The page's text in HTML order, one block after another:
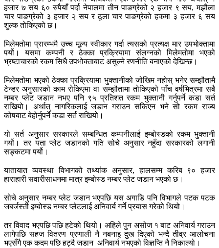
हजार ७ सय ६० रुपैयाँ पर्दा नेपालमा तीन पाङग्रेको २ हजार ९ सय, मझौला
चार पाङग्रेको ३ हजार २ सय र ठूला चार पाङग्रेको हकमा ३ हजार ६ सय
शुल्क तोकिएको छ।
मिलेमतोमा प्रारम्भमै उच्च मूल्य स्वीकार गर्दा त्यसको प्रत्यक्ष मार उपभोक्तामा
पर्यो। यसमा कम्पनी र ठेक्का प्रक्रियामा संलग्नको मिलेमतोमा भएको
भ्रष्टाचारको रकम सिधै उपभोक्ताबाट असुल्ने रणनीति बनाएको देखिन्छ।
मिलेमतोमा भएको ठेक्का प्रक्रियामा भुक्तानीको जोखिम नहोस् भनेर सम्झौतामै
टेन्डर अनुसारको काम रोकिएमा वा सम्झौतामा तोकिएको पाँच वर्षभित्रमा सबै
नम्बर प्लेट जडान नभए पनि ९५ प्रतिशत रकम भुक्तानी गर्नुपर्ने कडा सर्त
राखियो। अर्थात् नागरिकलाई जडान गराउन सकिएन भने सो रकम राज्य
कोषबाट बेहोर्नुपर्ने कडा सर्त राखियो।
यो सर्त अनुसार सरकारले सम्बन्धित कम्पनीलाई इम्बोस्डको रकम भुक्तानी
गर्यो। तर यता प्लेट जडानको गति सोचे अनुसार नहुँदा सरकारको लगानी
सङ्कटमा पर्यो।
यातायात व्यवस्था विभागको तथ्यांक अनुसार, हालसम्म करिब ९० हजार
हाराहारी सवारीसाधनमा मात्र इम्बोस्ड नम्बर प्लेट जडान भएको छ।
सोचे अनुसार नम्बर प्लेट जडान भएपछि यस अगाडि पनि विभागले पटक पटक
जबर्जस्ती इम्बोस्ड नम्बर प्लेटलाई अनिवार्य गर्ने प्रयास गरेको थियो।
तर विवाद भएपछि पछि हटेको थियो। अहिले पुन असोज १ बाट अनिवार्य गराउन
लागेपछि सहज वितरण प्रणाली नै नबनाइ दुख दिएको भन्दै तीव्र आलोचना
भएसँगै एक कदम पछि हट्दै जडान अनिवार्य नभएको विज्ञप्ति नै निकाल्यो।